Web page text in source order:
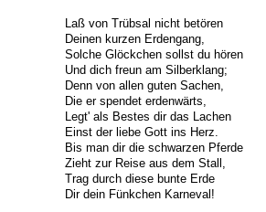
Laß von Trübsal nicht betören
Deinen kurzen Erdengang,
Solche Glöckchen sollst du hören
Und dich freun am Silberklang;
Denn von allen guten Sachen,
Die er spendet erdenwärts,
Legt' als Bestes dir das Lachen
Einst der liebe Gott ins Herz.
Bis man dir die schwarzen Pferde
Zieht zur Reise aus dem Stall,
Trag durch diese bunte Erde
Dir dein Fünkchen Karneval!